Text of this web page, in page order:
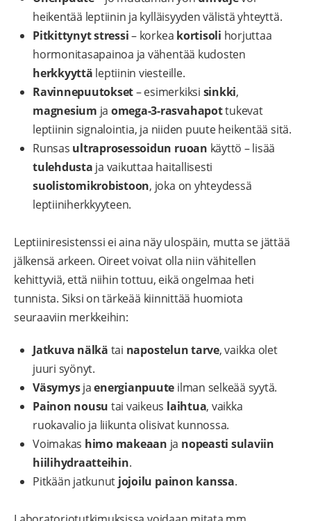
heikentää leptiinin ja kylläisyyden välistä yhteyttä.
Pitkittynyt stressi– korkea kortisoli horjuttaa
hormonitasapainoa ja vähentää kudosten
herkkyyttä leptiinin viesteille.
Ravinnepuutokset– esimerkiksi sinkki,
magnesium ja omega-3-rasvahapottukevat
leptiinin signalointia, ja niiden puute heikentää sitä.
Runsas ultraprosessoidun ruoan käyttö – lisää
tulehdusta ja vaikuttaa haitallisesti
suolistomikrobistoon, joka on yhteydessä
leptiiniherkkyyteen.
Leptiiniresistenssi ei aina näy ulospäin, mutta se jättää
jälkensä arkeen. Oireet voivat olla niin vähitellen
kehittyviä, että niihin tottuu, eikä ongelmaa heti
tunnista. Siksi on tärkeää kiinnittää huomiota
seuraaviin merkkeihin:
Jatkuva nälkä tai napostelun tarve, vaikka olet
juuri syönyt.
Väsymysjaenergianpuute ilman selkeää syytä.
Painon nousu tai vaikeus laihtua, vaikka
ruokavalio ja liikunta olisivat kunnossa.
Voimakas himo makeaan ja nopeasti sulaviin
hiilihydraatteihin.
Pitkään jatkunut jojoilu painon kanssa.